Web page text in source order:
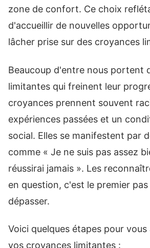
zone de confort. Ce choix
d'accueillir de nouvelles
lâcher prise sur des croyances
Beaucoup d'entre nous portent
limitantes qui freinent leur
croyances prennent souvent
expériences passées et un
social. Elles se manifestent par
comme « Je ne suis pas assez
réussirai jamais ». Les
en question, c'est le premier
dépasser.
Voici quelques étapes pour
vos croyances limitantes :